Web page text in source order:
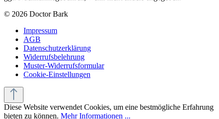
© 2026 Doctor Bark
Impressum
AGB
Datenschutzerklärung
Widerrufsbelehrung
Muster-Widerrufsformular
Cookie-Einstellungen
Diese Website verwendet Cookies, um eine bestmögliche Erfahrung
bieten zu können. Mehr Informationen ...